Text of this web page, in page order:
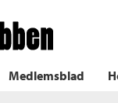
Medlemsblad